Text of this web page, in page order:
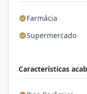
Farmácia
Supermercado
Características